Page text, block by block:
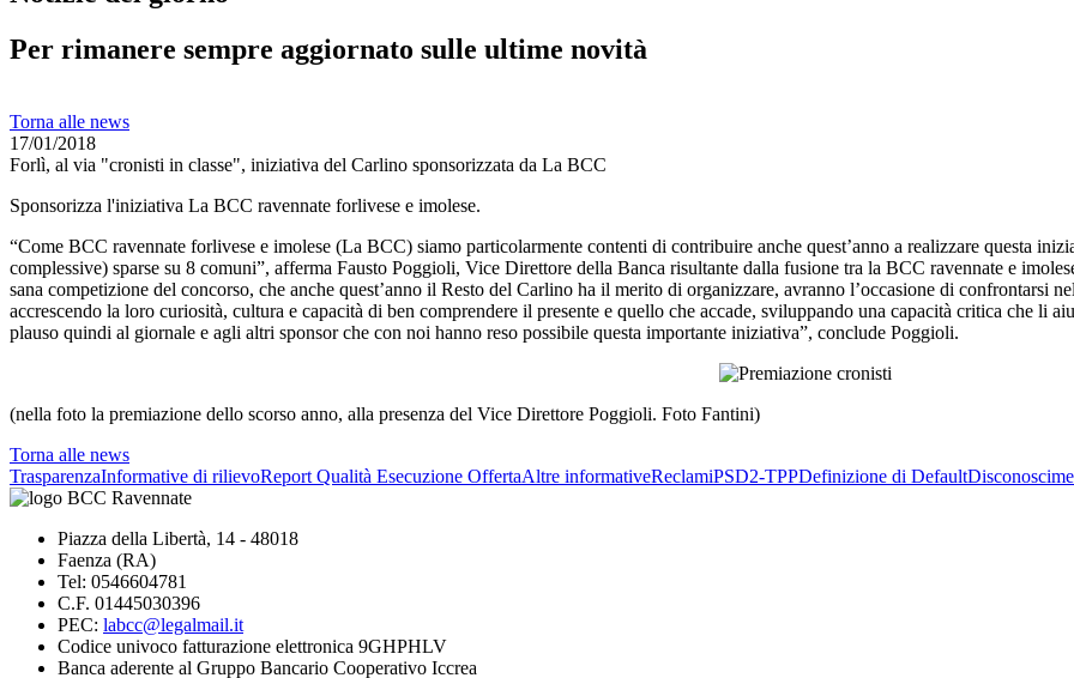
Per rimanere sempre aggiornato sulle ultime novità
Torna alle news
17/01/2018
Forlì, al via "cronisti in classe", iniziativa del Carlino sponsorizzata da La BCC
Sponsorizza l'iniziativa La BCC ravennate forlivese e imolese.
“Come BCC ravennate forlivese e imolese (La BCC) siamo particolarmente contenti di contribuire anche quest’anno a realizzare questa
complessive) sparse su 8 comuni”, afferma Fausto Poggioli, Vice Direttore della Banca risultante dalla fusione tra la BCC ravennate e
sana competizione del concorso, che anche quest’anno il Resto del Carlino ha il merito di organizzare, avranno l’occasione di confrontarsi
accrescendo la loro curiosità, cultura e capacità di ben comprendere il presente e quello che accade, sviluppando una capacità critica che li
plauso quindi al giornale e agli altri sponsor che con noi hanno reso possibile questa importante iniziativa”, conclude Poggioli.
(nella foto la premiazione dello scorso anno, alla presenza del Vice Direttore Poggioli. Foto Fantini)
Torna alle news
TrasparenzaInformative di rilievoReport Qualità Esecuzione OffertaAltre informativeReclamiPSD2-TPPDefinizione di Default
Piazza della Libertà, 14 - 48018
Faenza (RA)
Tel: 0546604781
C.F. 01445030396
PEC: labcc@legalmail.it
Codice univoco fatturazione elettronica 9GHPHLV
Banca aderente al Gruppo Bancario Cooperativo Iccrea